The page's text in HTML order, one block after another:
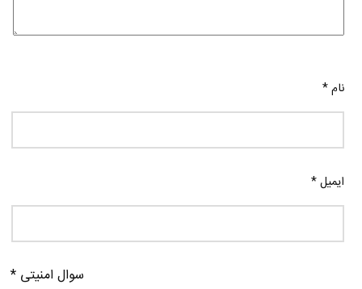
نام*
ایمیل*
سوال امنیتی *